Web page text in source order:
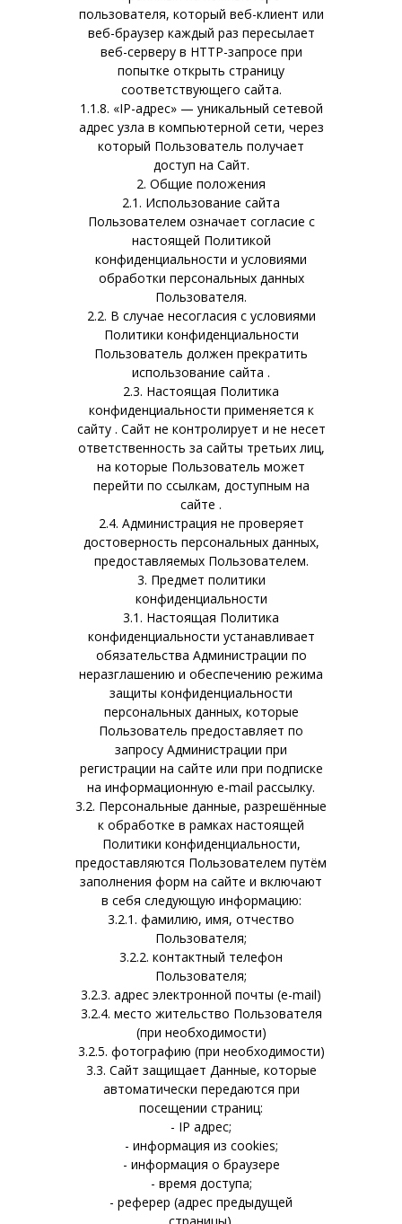
пользователя, который веб-клиент или
веб-браузер каждый раз пересылает
веб-серверу в HTTP-запросе при
попытке открыть страницу
соответствующего сайта.
1.1.8. «IP-адрес» — уникальный сетевой
адрес узла в компьютерной сети, через
который Пользователь получает
доступ на Сайт.
2. Общие положения
2.1. Использование сайта
Пользователем означает согласие с
настоящей Политикой
конфиденциальности и условиями
обработки персональных данных
Пользователя.
2.2. В случае несогласия с условиями
Политики конфиденциальности
Пользователь должен прекратить
использование сайта .
2.3. Настоящая Политика
конфиденциальности применяется к
сайту . Сайт не контролирует и не несет
ответственность за сайты третьих лиц,
на которые Пользователь может
перейти по ссылкам, доступным на
сайте .
2.4. Администрация не проверяет
достоверность персональных данных,
предоставляемых Пользователем.
3. Предмет политики
конфиденциальности
3.1. Настоящая Политика
конфиденциальности устанавливает
обязательства Администрации по
неразглашению и обеспечению режима
защиты конфиденциальности
персональных данных, которые
Пользователь предоставляет по
запросу Администрации при
регистрации на сайте или при подписке
на информационную e-mail рассылку.
3.2. Персональные данные, разрешённые
к обработке в рамках настоящей
Политики конфиденциальности,
предоставляются Пользователем путём
заполнения форм на сайте и включают
в себя следующую информацию:
3.2.1. фамилию, имя, отчество
Пользователя;
3.2.2. контактный телефон
Пользователя;
3.2.3. адрес электронной почты (e-mail)
3.2.4. место жительство Пользователя
(при необходимости)
3.2.5. фотографию (при необходимости)
3.3. Сайт защищает Данные, которые
автоматически передаются при
посещении страниц:
- IP адрес;
- информация из cookies;
- информация о браузере
- время доступа;
- реферер (адрес предыдущей